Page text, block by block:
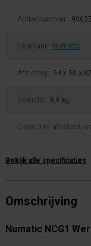
Artikelnummer:
Fabrikant: Numatic
Afmeting: 54 x 50 x
Gewicht: 9,9 kg
Capaciteit afvalunit/
Bekijk alle specificaties
Omschrijving
Numatic NCG1